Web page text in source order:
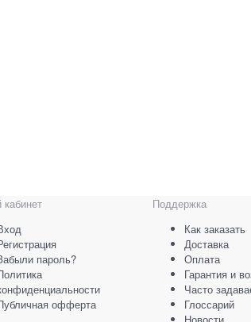
пароль?
офферта
Поддержка
Как заказать
Доставка
Оплата
Гарантия и
Часто
Глоссарий